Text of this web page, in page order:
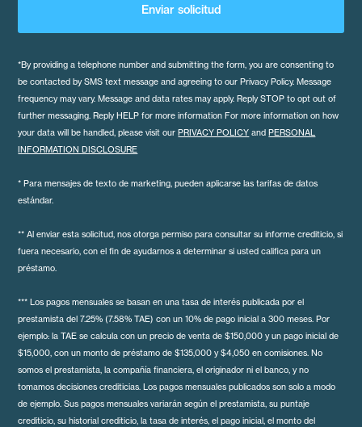
Enviar solicitud
*By providing a telephone number and submitting the form, you are consenting to
be contacted by SMS text message and agreeing to our Privacy Policy. Message
frequency may vary. Message and data rates may apply. Reply STOP to opt out of
further messaging. Reply HELP for more information For more information on how
your data will be handled, please visit ourPRIVACY POLICY andPERSONAL
INFORMATION DISCLOSURE
* Para mensajes de texto de marketing, pueden aplicarse las tarifas de datos
estándar.
** Al enviar esta solicitud, nos otorga permiso para consultar su informe crediticio, si
fuera necesario, con el fin de ayudarnos a determinar si usted califica para un
préstamo.
*** Los pagos mensuales se basan en una tasa de interés publicada por el
prestamista del 7.25% (7.58% TAE) con un 10% de pago inicial a 300 meses. Por
ejemplo: la TAE se calcula con un precio de venta de $150,000 y un pago inicial de
$15,000, con un monto de préstamo de $135,000 y $4,050 en comisiones. No
somos el prestamista, la compañía financiera, el originador ni el banco, y no
tomamos decisiones crediticias. Los pagos mensuales publicados son solo a modo
de ejemplo. Sus pagos mensuales variarán según el prestamista, su puntaje
crediticio, su historial crediticio, la tasa de interés, el pago inicial, el monto del